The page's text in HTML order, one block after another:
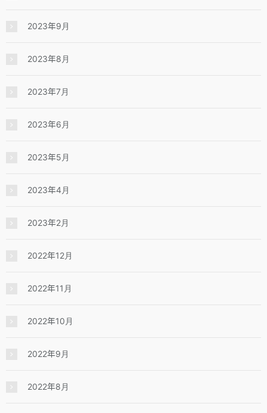
2023年9月
2023年8月
2023年7月
2023年6月
2023年5月
2023年4月
2023年2月
2022年12月
2022年11月
2022年10月
2022年9月
2022年8月